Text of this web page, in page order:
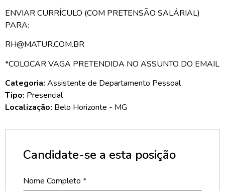
ENVIAR CURRÍCULO (COM PRETENSÃO SALÁRIAL)
PARA:
RH@MATUR.COM.BR
*COLOCAR VAGA PRETENDIDA NO ASSUNTO DO EMAIL
Categoria: Assistente de Departamento Pessoal
Tipo: Presencial
Localização: Belo Horizonte - MG
Candidate-se a esta posição
Nome Completo *